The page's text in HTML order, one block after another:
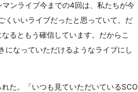
ンライブ今までの4回は、私たちが今
くいいライブだったと思っていて。だ
るともう確信しています。だからこ
になっていただけるようなライブにし
た。「いつも見ていただいているSCO